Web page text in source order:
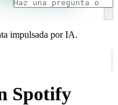
impulsada por IA.
Spotify